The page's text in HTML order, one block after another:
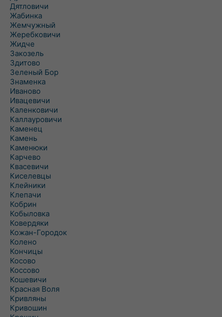
Дятловичи
Жабинка
Жемчужный
Жеребковичи
Жидче
Закозель
Здитово
Зеленый Бор
Знаменка
Иваново
Ивацевичи
Каленковичи
Каллауровичи
Каменец
Камень
Каменюки
Карчево
Квасевичи
Киселевцы
Клейники
Клепачи
Кобрин
Кобыловка
Ковердяки
Кожан-Городок
Колено
Кончицы
Косово
Коссово
Кошевичи
Красная Воля
Кривляны
Кривошин